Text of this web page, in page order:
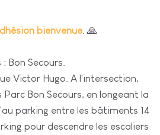
bienvenue. 🙏
Bon Secours.
Victor Hugo. A l'intersection,
Bon Secours, en longeant la
parking entre les bâtiments 14
pour descendre les escaliers